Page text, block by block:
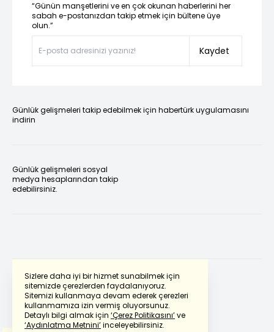
Sizlere daha iyi bir hizmet sunabilmek için
sitemizde çerezlerden faydalanıyoruz.
Sitemizi kullanmaya devam ederek çerezleri
kullanmamıza izin vermiş oluyorsunuz.
Detaylı bilgi almak için ‘Çerez Politikasını’ve
‘Aydınlatma Metnini’inceleyebilirsiniz.
“Günün manşetlerini ve en çok okunan haberlerini her
sabah e-postanızdan takip etmek için bültene üye
olun.”
Kaydet
Günlük gelişmeleri takip edebilmek için habertürk uygulamasını
indirin
Günlük gelişmeleri sosyal
medya hesaplarından takip
edebilirsiniz.
Powered by Translate